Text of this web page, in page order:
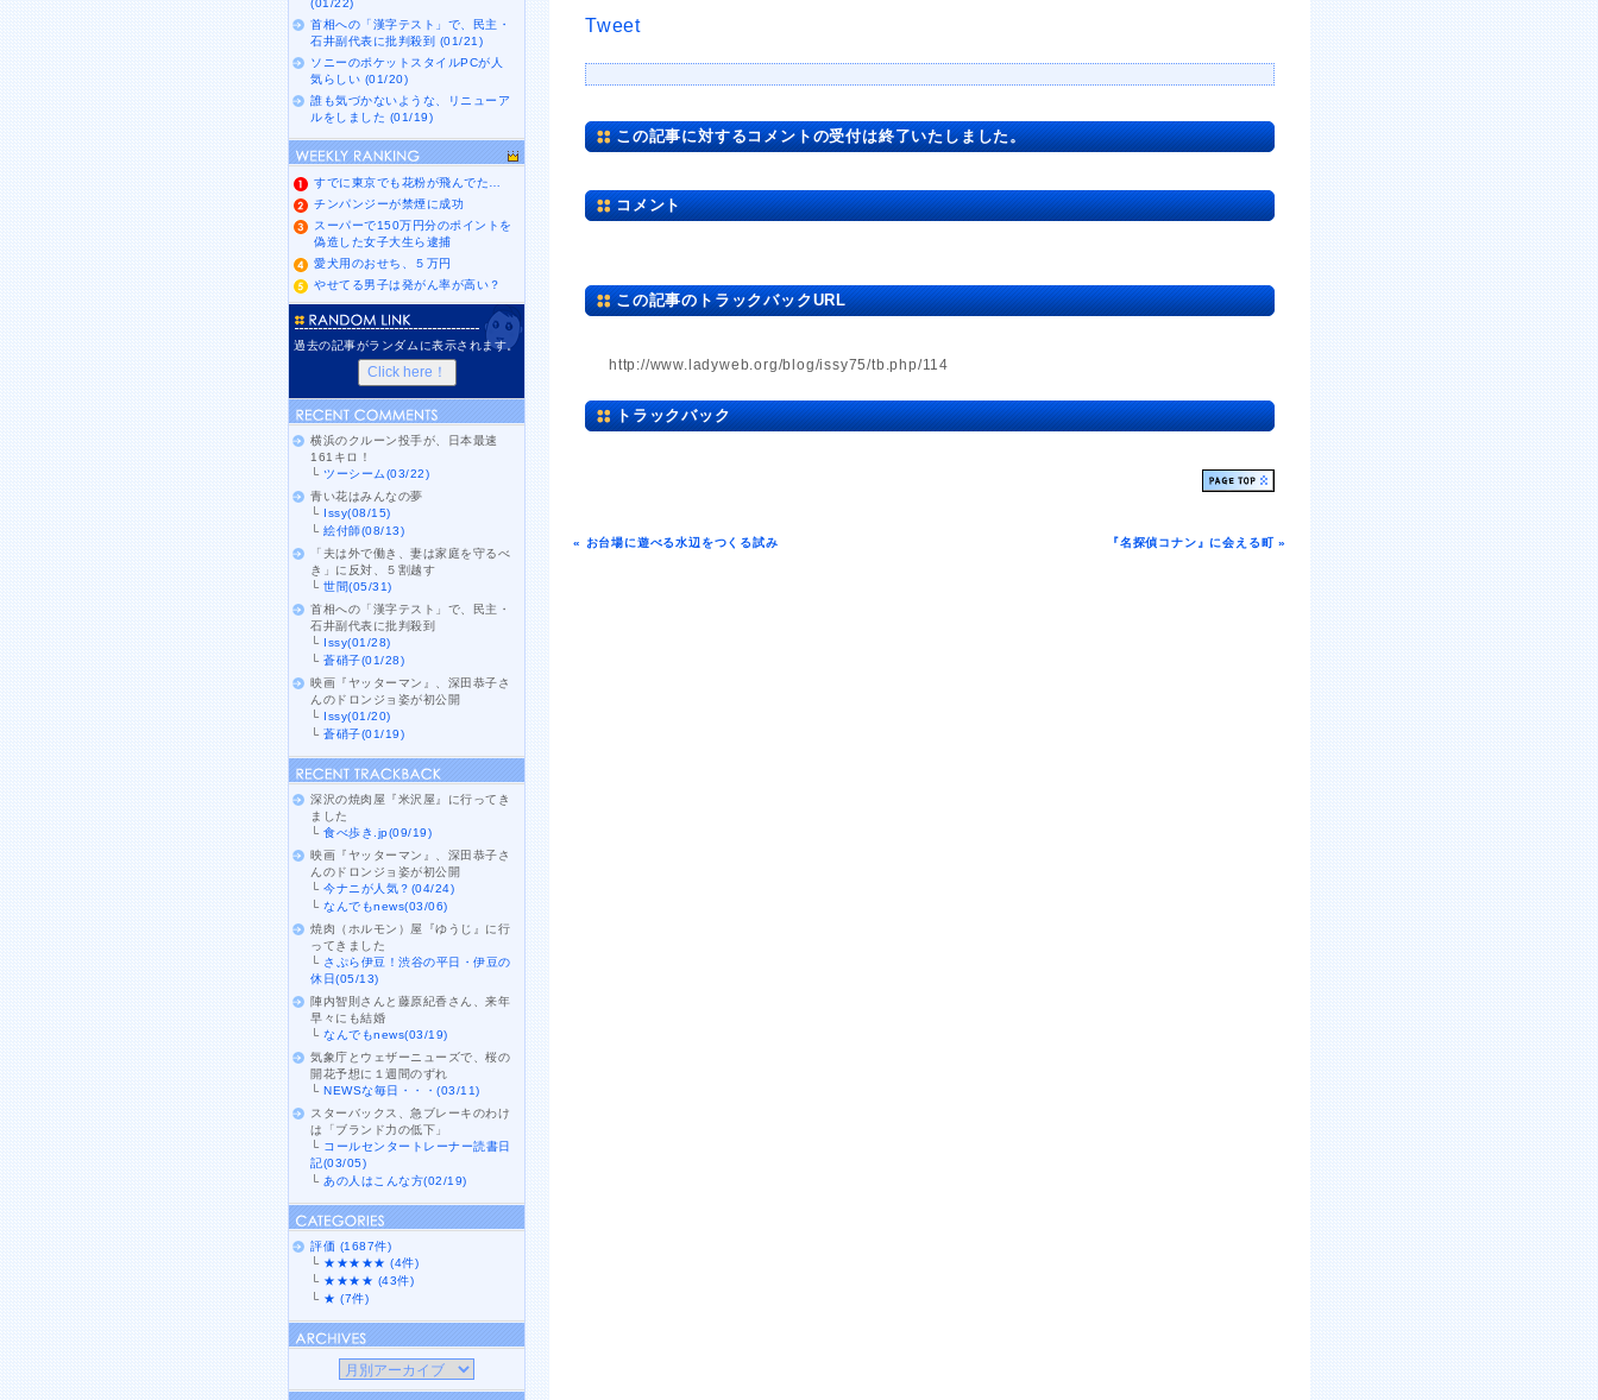
Tweet
この記事に対するコメントの受付は終了いたしました。
コメント
この記事のトラックバックURL
http://www.ladyweb.org/blog/issy75/tb.php/114
トラックバック
« お台場に遊べる水辺をつくる試み 『名探偵コナン』に会える町 »
(01/22)
首相への「漢字テスト」で、民主・
石井副代表に批判殺到 (01/21)
ソニーのポケットスタイルPCが人
気らしい (01/20)
誰も気づかないような、リニューア
ルをしました (01/19)
すでに東京でも花粉が飛んでた…
チンパンジーが禁煙に成功
スーパーで150万円分のポイントを
偽造した女子大生ら逮捕
愛犬用のおせち、５万円
やせてる男子は発がん率が高い？
過去の記事がランダムに表示されます。
横浜のクルーン投手が、日本最速
161キロ！
└ツーシーム(03/22)
青い花はみんなの夢
└ Issy(08/15)
└絵付師(08/13)
「夫は外で働き、妻は家庭を守るべ
き」に反対、５割越す
└世間(05/31)
首相への「漢字テスト」で、民主・
石井副代表に批判殺到
└ Issy(01/28)
└蒼硝子(01/28)
映画『ヤッターマン』、深田恭子さ
んのドロンジョ姿が初公開
└ Issy(01/20)
└蒼硝子(01/19)
深沢の焼肉屋『米沢屋』に行ってき
ました
└食べ歩き.jp(09/19)
映画『ヤッターマン』、深田恭子さ
んのドロンジョ姿が初公開
└今ナニが人気？(04/24)
└なんでもnews(03/06)
焼肉（ホルモン）屋『ゆうじ』に行
ってきました
└ さぷら伊豆！渋谷の平日・伊豆の
休日(05/13)
陣内智則さんと藤原紀香さん、来年
早々にも結婚
└なんでもnews(03/19)
気象庁とウェザーニューズで、桜の
開花予想に１週間のずれ
└NEWSな毎日・・・(03/11)
スターバックス、急ブレーキのわけ
は「ブランド力の低下」
└ コールセンタートレーナー読書日
記(03/05)
└ あの人はこんな方(02/19)
評価 (1687件)
└ ★★★★★ (4件)
└ ★★★★ (43件)
└ ★ (7件)